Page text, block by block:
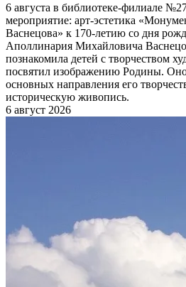
6 августа в библиотеке-филиале
мероприятие: арт-эстетика
Васнецова» к 170-летию со дня
Аполлинария Михайловича
познакомила детей с творчеством
посвятил изображению Родины.
основных направления его
историческую живопись.
6 август 2026